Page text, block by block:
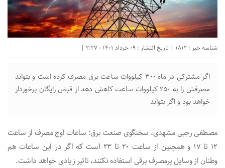
شناسه خبر : 1812 | تاریخ انتشار : 09 خرداد 1401 - 2:27 |
اگر مشترکی در ماه ۳۰۰ کیلووات ساعت برق مصرف کرده است و بتواند
مصرفش را به ۲۵۰ کیلووات ساعت کاهش دهد از قبض رایگان برخوردار
خواهد بود و اگر بتواند
مصطفی رجبی مشهدی، سخنگوی صنعت برق: ساعات اوج مصرف از ساعت
۱۲ تا ۱۷ و همچنین از ساعت ۲۰ تا ۲۳ است که اگر در این ساعات هم
وطنان از وسایل پرمصرف برقی استفاده نکنند، تاثیر زیادی خواهد داشت.